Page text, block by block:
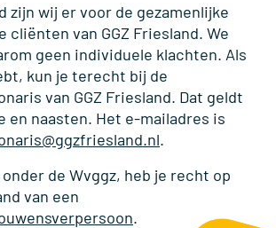
zijn wij er voor de gezamenlijke
cliënten van GGZ Friesland. We
geen individuele klachten. Als
kun je terecht bij de
van GGZ Friesland. Dat geldt
en naasten. Het e-mailadres is
.
de Wvggz, heb je recht op
van een
.